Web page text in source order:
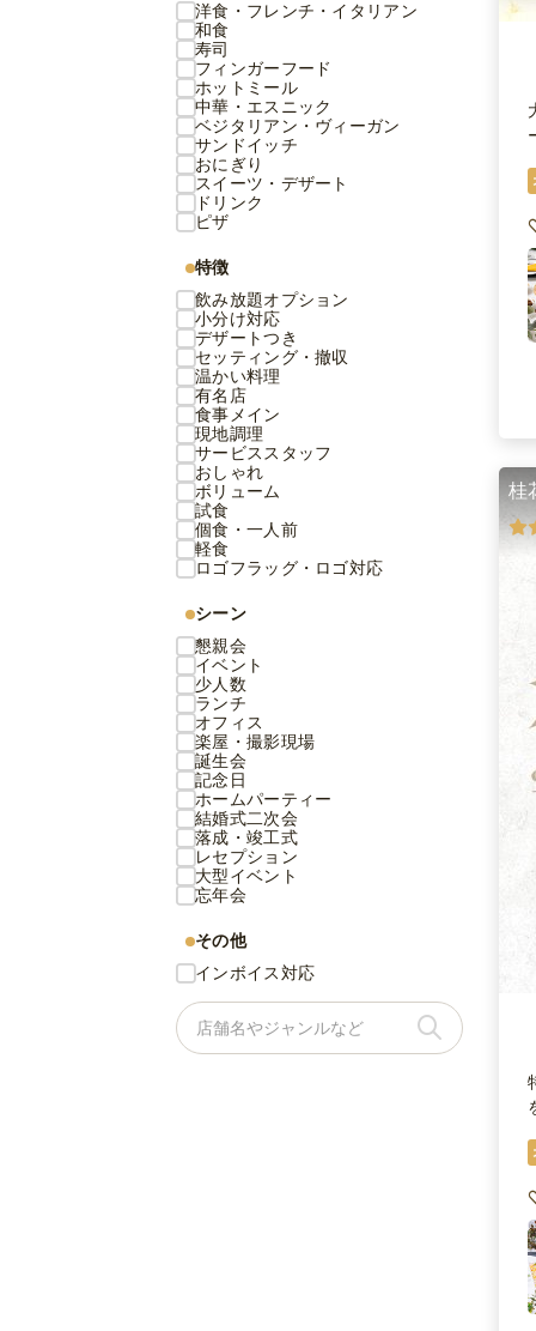
桂
洋食・フレンチ・イタリアン
和食
寿司
フィンガーフード
ホットミール
中華・エスニック
ベジタリアン・ヴィーガン
サンドイッチ
おにぎり
スイーツ・デザート
ドリンク
ピザ
特徴
飲み放題オプション
小分け対応
デザートつき
セッティング・撤収
温かい料理
有名店
食事メイン
現地調理
サービススタッフ
おしゃれ
ボリューム
試食
個食・一人前
軽食
ロゴフラッグ・ロゴ対応
シーン
懇親会
イベント
少人数
ランチ
オフィス
楽屋・撮影現場
誕生会
記念日
ホームパーティー
結婚式二次会
落成・竣工式
レセプション
大型イベント
忘年会
その他
インボイス対応